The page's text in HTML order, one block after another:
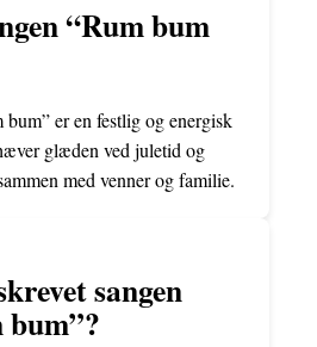
“Rum bum
bum” er en festlig og energisk
glæden ved juletid og
med venner og familie.
sangen